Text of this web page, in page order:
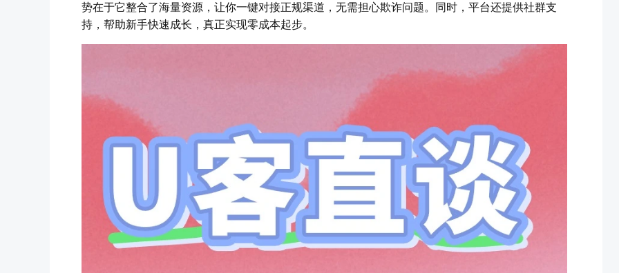
势在于它整合了海量资源，让你一键对接正规渠道，无需担心欺诈问题。同时，平台还提供社群支
持，帮助新手快速成长，真正实现零成本起步。